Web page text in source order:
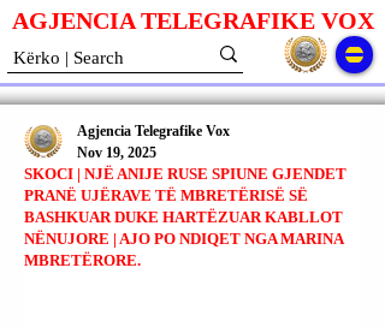
AGJENCIA TELEGRAFIKE VOX
SKOCI | NJË ANIJE RUSE SPIUNE GJENDET
PRANË UJËRAVE TË MBRETËRISË SË
BASHKUAR DUKE HARTËZUAR KABLLOT
NËNUJORE | AJO PO NDIQET NGA MARINA
MBRETËRORE.
Agjencia Telegrafike Vox
Nov 19, 2025